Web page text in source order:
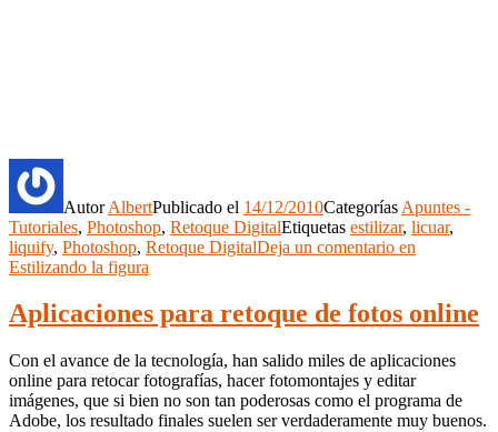
AutorAlbertPublicado el 14/12/2010Categorías Apuntes -
Tutoriales, Photoshop, Retoque DigitalEtiquetas estilizar, licuar,
liquify, Photoshop, Retoque DigitalDeja un comentario en
Estilizando la figura
Aplicaciones para retoque de fotos online
Con el avance de la tecnología, han salido miles de aplicaciones
online para retocar fotografías, hacer fotomontajes y editar
imágenes, que si bien no son tan poderosas como el programa de
Adobe, los resultado finales suelen ser verdaderamente muy buenos.